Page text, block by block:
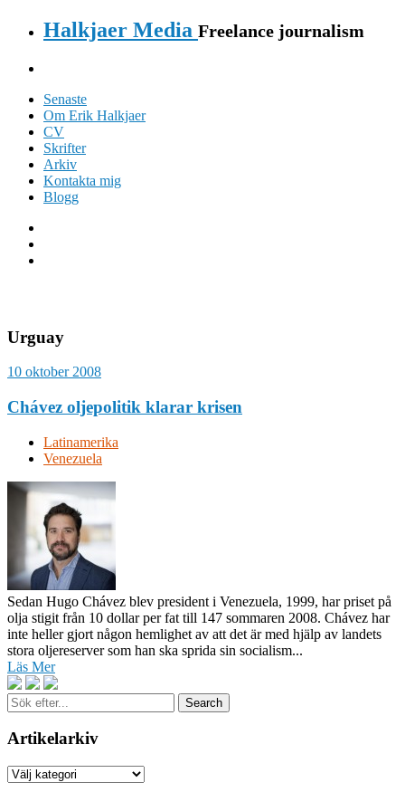
Halkjaer Media Freelance journalism
Senaste
Om Erik Halkjaer
CV
Skrifter
Arkiv
Kontakta mig
Blogg
Urguay
10 oktober 2008
Chávez oljepolitik klarar krisen
Latinamerika
Venezuela
Sedan Hugo Chávez blev president i Venezuela, 1999, har priset på
olja stigit från 10 dollar per fat till 147 sommaren 2008. Chávez har
inte heller gjort någon hemlighet av att det är med hjälp av landets
stora oljereserver som han ska sprida sin socialism...
Läs Mer
Sök
efter...
Artikelarkiv
Artikelarkiv